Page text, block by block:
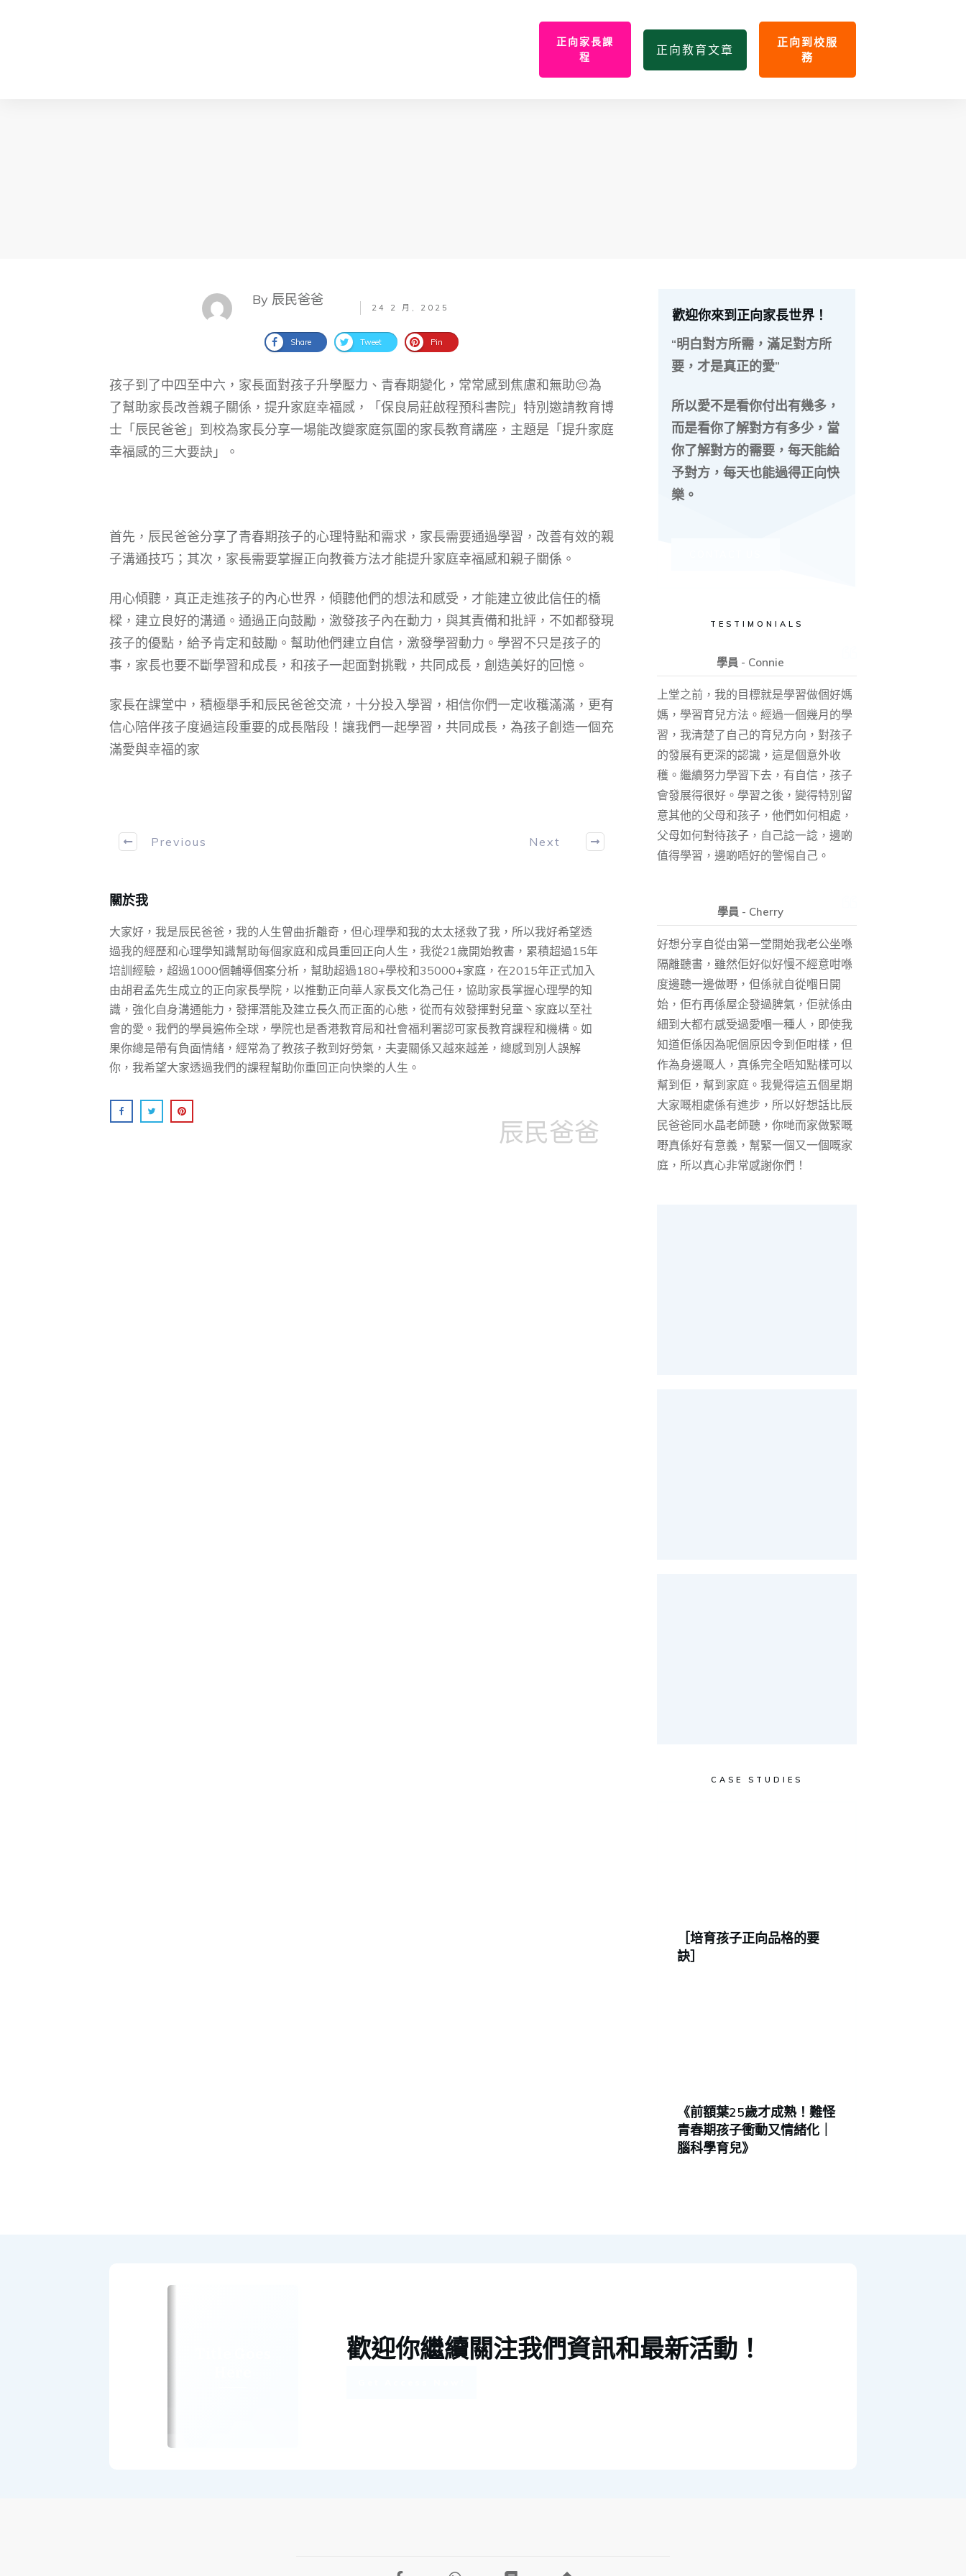
正向家長課
程
正向教育文章
正向到校服
務
By 辰民爸爸 24 2 月, 2025
Share Tweet Pin
孩子到了中四至中六，家長面對孩子升學壓力、青春期變化，常常感到焦慮和無助😔為
了幫助家長改善親子關係，提升家庭幸福感，「保良局莊啟程預科書院」特別邀請教育博
士「辰民爸爸」到校為家長分享一場能改變家庭氛圍的家長教育講座，主題是「提升家庭
幸福感的三大要訣」。
首先，辰民爸爸分享了青春期孩子的心理特點和需求，家長需要通過學習，改善有效的親
子溝通技巧；其次，家長需要掌握正向教養方法才能提升家庭幸福感和親子關係。
用心傾聽，真正走進孩子的內心世界，傾聽他們的想法和感受，才能建立彼此信任的橋
樑，建立良好的溝通。通過正向鼓勵，激發孩子內在動力，與其責備和批評，不如都發現
孩子的優點，給予肯定和鼓勵。幫助他們建立自信，激發學習動力。學習不只是孩子的
事，家長也要不斷學習和成長，和孩子一起面對挑戰，共同成長，創造美好的回憶。
家長在課堂中，積極舉手和辰民爸爸交流，十分投入學習，相信你們一定收穫滿滿，更有
信心陪伴孩子度過這段重要的成長階段！讓我們一起學習，共同成長，為孩子創造一個充
滿愛與幸福的家
Previous Next
關於我
大家好，我是辰民爸爸，我的人生曾曲折離奇，但心理學和我的太太拯救了我，所以我好希望透
過我的經歷和心理學知識幫助每個家庭和成員重回正向人生，我從21歲開始教書，累積超過15年
培訓經驗，超過1000個輔導個案分析，幫助超過180+學校和35000+家庭，在2015年正式加入
由胡君孟先⽣成⽴的正向家⻑學院，以推動正向華⼈家⻑⽂化為⼰任，協助家⻑掌握⼼理學的知
識，強化⾃身溝通能⼒，發揮潛能及建⽴⻑久⽽正⾯的⼼態，從而有效發揮對兒童丶家庭以至社
會的愛。我們的學員遍佈全球，學院也是香港教育局和社會福利署認可家長教育課程和機構。如
果你總是帶有負面情緒，經常為了教孩子教到好勞氣，夫妻關係又越來越差，總感到別人誤解
你，我希望大家透過我們的課程幫助你重回正向快樂的人生。
辰民爸爸
歡迎你來到正向家長世界！
“明白對方所需，滿足對方所
要，才是真正的愛”
所以愛不是看你付出有幾多，
而是看你了解對方有多少，當
你了解對方的需要，每天能給
予對方，每天也能過得正向快
樂。
TESTIMONIALS
學員 - Connie
上堂之前，我的目標就是學習做個好媽
媽，學習育兒方法。經過一個幾月的學
習，我清楚了自己的育兒方向，對孩子
的發展有更深的認識，這是個意外收
穫。繼續努力學習下去，有自信，孩子
會發展得很好。學習之後，變得特別留
意其他的父母和孩子，他們如何相處，
父母如何對待孩子，自己諗一諗，邊啲
值得學習，邊啲唔好的警惕自己。
學員 - Cherry
好想分享自從由第一堂開始我老公坐喺
隔離聽書，雖然佢好似好慢不經意咁喺
度邊聽一邊做嘢，但係就自從嗰日開
始，佢冇再係屋企發過脾氣，佢就係由
細到大都冇感受過愛嗰一種人，即使我
知道佢係因為呢個原因令到佢咁樣，但
作為身邊嘅人，真係完全唔知點樣可以
幫到佢，幫到家庭。我覺得這五個星期
大家嘅相處係有進步，所以好想話比辰
民爸爸同水晶老師聽，你哋而家做緊嘅
嘢真係好有意義，幫緊一個又一個嘅家
庭，所以真心非常感謝你們！
CASE STUDIES
［培育孩子正向品格的要
訣］
《前額葉25歲才成熟！難怪
青春期孩子衝動又情緒化｜
腦科學育兒》
歡迎你繼續關注我們資訊和最新活動！